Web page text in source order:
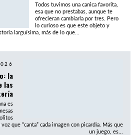
Todos tuvimos una canica favorita,
esa que no prestabas, aunque te
ofrecieran cambiarla por tres. Pero
lo curioso es que este objeto y
larguísima, más de lo que...
la
las
es
que “canta” cada imagen con picardía. Más que
un juego, es...